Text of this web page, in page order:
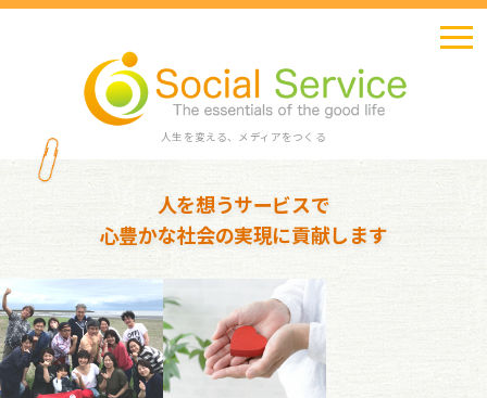
人生を変える、メディアをつくる
人を想うサービスで
心豊かな社会の実現に貢献します